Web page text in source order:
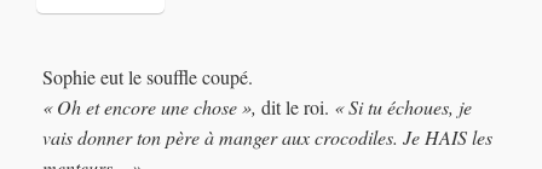
please. It must be done by tomorrow morning."
Sophie eut le souffle coupé.
« Oh et encore une chose », dit le roi. « Si tu échoues, je
vais donner ton père à manger aux crocodiles. Je HAIS les